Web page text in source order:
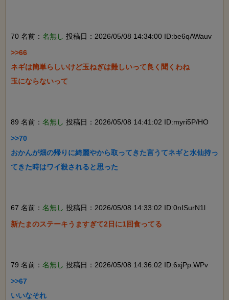
70 名前： 名無し 投稿日：2026/05/08 14:34:00 ID:be6qAWauv
>>66
ネギは簡単らしいけど玉ねぎは難しいって良く聞くわね
玉にならないって
89 名前： 名無し 投稿日：2026/05/08 14:41:02 ID:myri5P/HO
>>70
おかんが畑の帰りに綺麗やから取ってきた言うてネギと水仙持っ
てきた時はワイ殺されると思った
67 名前： 名無し 投稿日：2026/05/08 14:33:02 ID:0nISurN1l
新たまのステーキうますぎて2日に1回食ってる
79 名前： 名無し 投稿日：2026/05/08 14:36:02 ID:6xjPp.WPv
>>67
いいなそれ